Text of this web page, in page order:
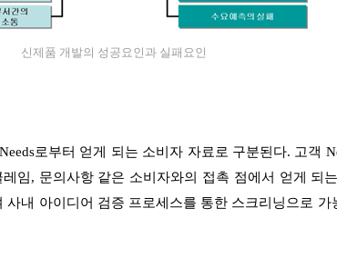
신제품 개발의 성공요인과 실패요인
로부터 얻게 되는 소비자 자료로 구분된다. 고객
임, 문의사항 같은 소비자와의 접촉 점에서 얻게 되
내 아이디어 검증 프로세스를 통한 스크리닝으로 가